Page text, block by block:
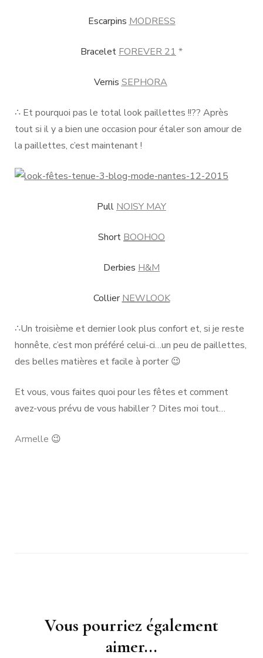
Escarpins MODRESS
Bracelet FOREVER 21 *
Vernis SEPHORA
∴ Et pourquoi pas le total look paillettes !!?? Après
tout si il y a bien une occasion pour étaler son amour de
la paillettes, c’est maintenant !
Pull NOISY MAY
Short BOOHOO
Derbies H&M
CollierNEWLOOK
∴Un troisième et dernier look plus confort et, si je reste
honnête, c’est mon préféré celui-ci…un peu de paillettes,
des belles matières et facile à porter 😉
Et vous, vous faites quoi pour les fêtes et comment
avez-vous prévu de vous habiller ? Dites moi tout…
Armelle 😉
Navigation
Vous pourriez également
aimer...